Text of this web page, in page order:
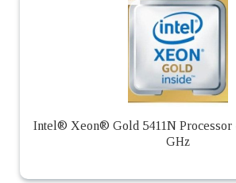
Intel® Xeon® Gold 5411N Processor
GHz